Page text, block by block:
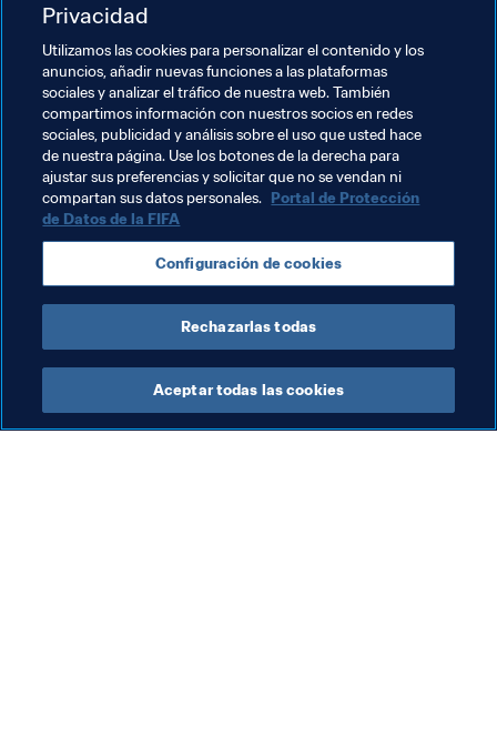
edición, que se celebrará en Marruecos en 2025.
Temas relacionados
Organización Organización
Dominican Republic Concacaf
Organización
Privacidad
Utilizamos las cookies para personalizar el contenido y los
anuncios, añadir nuevas funciones a las plataformas
sociales y analizar el tráfico de nuestra web. También
compartimos información con nuestros socios en redes
sociales, publicidad y análisis sobre el uso que usted hace
de nuestra página. Use los botones de la derecha para
ajustar sus preferencias y solicitar que no se vendan ni
compartan sus datos personales. Portal de Protección
de Datos de la FIFA
Configuración de cookies
Rechazarlas todas
Aceptar todas las cookies